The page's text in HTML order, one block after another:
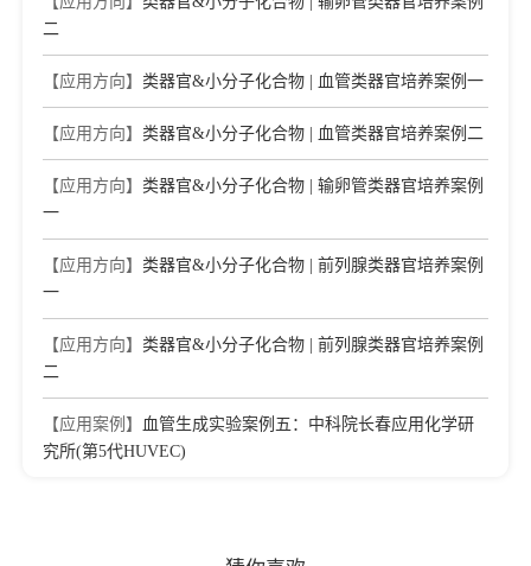
二
【应用方向】 类器官&小分子化合物 | 血管类器官培养案例一
【应用方向】 类器官&小分子化合物 | 血管类器官培养案例二
【应用方向】 类器官&小分子化合物 | 输卵管类器官培养案例
一
【应用方向】 类器官&小分子化合物 | 前列腺类器官培养案例
一
【应用方向】 类器官&小分子化合物 | 前列腺类器官培养案例
二
【应用案例】
血管生成实验案例五：中科院长春应用化学研
究所(第5代HUVEC)